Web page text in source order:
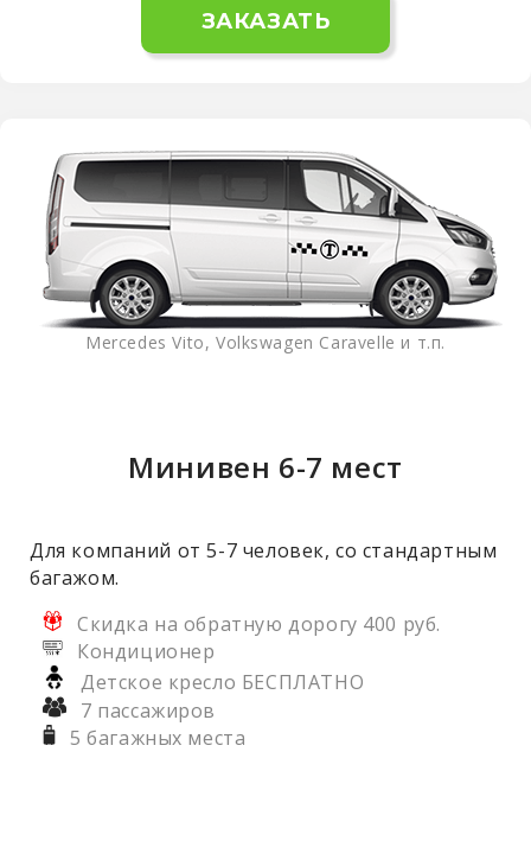
ЗАКАЗАТЬ
Mercedes Vito, Volkswagen Caravelle и т.п.
Минивен 6-7 мест
Для компаний от 5-7 человек, со стандартным
багажом.
Скидка на обратную дорогу 400 руб.
Кондиционер
Детское кресло БЕСПЛАТНО
7 пассажиров
5 багажных места